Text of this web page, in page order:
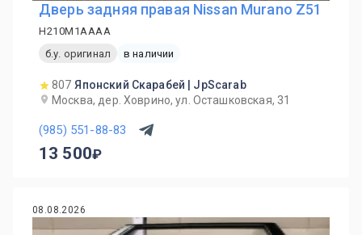
Дверь задняя правая Nissan Murano Z51
H210M1AAAA
б.у. оригинал
в наличии
807 Японский Скарабей | JpScarab
Москва, дер. Ховрино, ул. Осташковская, 31
(985) 551-88-83
13 500
08.08.2026